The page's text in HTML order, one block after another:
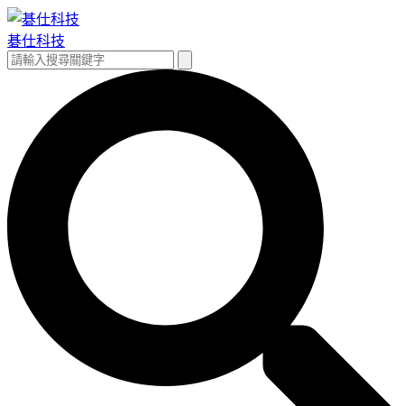
跳
至
主
碁仕科技
搜